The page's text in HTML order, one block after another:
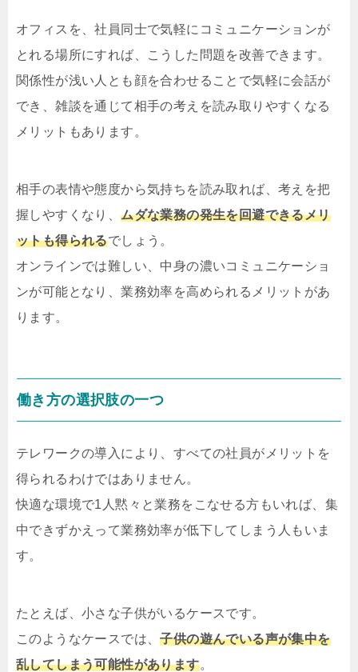
オフィスを、社員同士で気軽にコミュニケーションが
とれる場所にすれば、こうした問題を改善できます。
関係性が浅い人とも顔を合わせることで気軽に会話が
でき、雑談を通じて相手の考えを読み取りやすくなる
メリットもあります。
相手の表情や態度から気持ちを読み取れば、考えを把
握しやすくなり、ムダな業務の発生を回避できるメリ
ットも得られるでしょう。
オンラインでは難しい、中身の濃いコミュニケーショ
ンが可能となり、業務効率を高められるメリットがあ
ります。
働き方の選択肢の一つ
テレワークの導入により、すべての社員がメリットを
得られるわけではありません。
快適な環境で1人黙々と業務をこなせる方もいれば、集
中できずかえって業務効率が低下してしまう人もいま
す。
たとえば、小さな子供がいるケースです。
このようなケースでは、子供の遊んでいる声が集中を
乱してしまう可能性があります。